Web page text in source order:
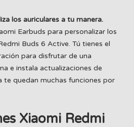
los auriculares a tu manera.
Earbuds para personalizar los
Buds 6 Active. Tú tienes el
para disfrutar de una
e instala actualizaciones de
te quedan muchas funciones por
Xiaomi Redmi